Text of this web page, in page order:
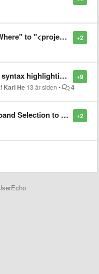
+2
to "<project>"
+9
highlighting issue
Karl He 13 år siden • 4
+2
Expand Selection to Brackets